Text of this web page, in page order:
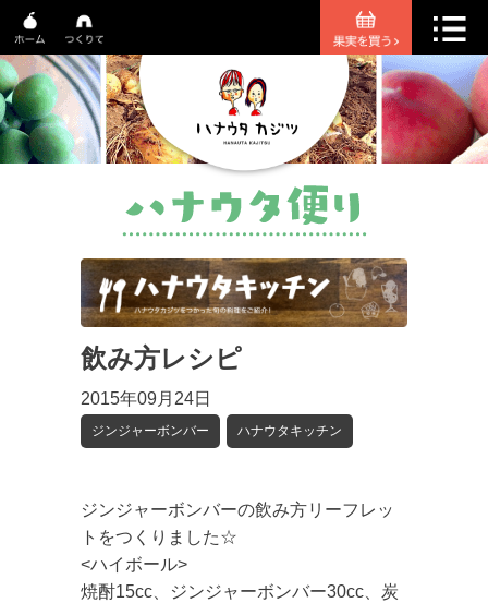
飲み方レシピ
2015年09月24日
ジンジャーボンバー ハナウタキッチン
ジンジャーボンバーの飲み方リーフレッ
トをつくりました☆
<ハイボール>
焼酎15cc、ジンジャーボンバー30cc、炭